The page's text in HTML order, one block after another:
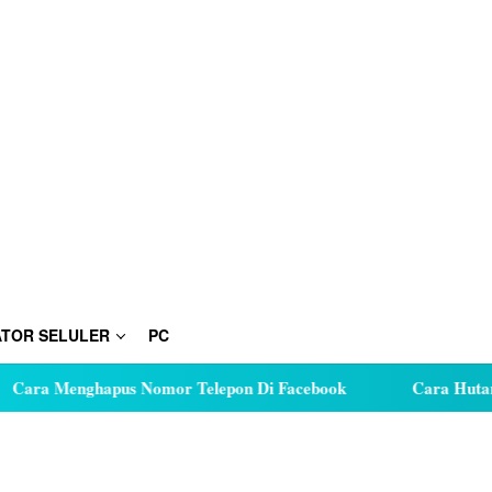
SELULER PC
Nomor Telepon Di Facebook Cara Hutang Kuota